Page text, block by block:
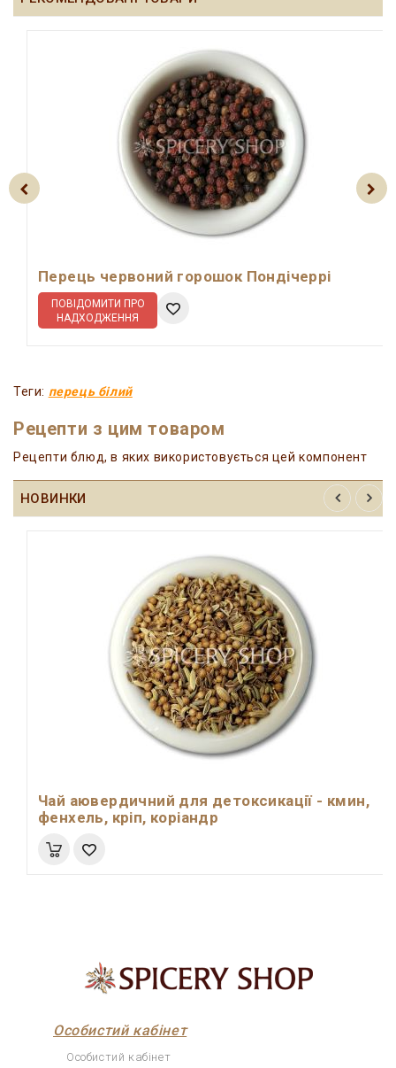
Перець червоний горошок Пондічеррі
ПОВІДОМИТИ ПРО
НАДХОДЖЕННЯ
Теги: перець білий
Рецепти з цим товаром
Рецепти блюд, в яких використовується цей компонент
НОВИНКИ
Чай аювердичний для детоксикації - кмин,
фенхель, кріп, коріандр
Особистий кабінет
Особистий кабінет